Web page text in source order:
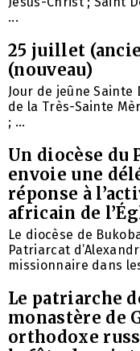
...
25 juillet
(nouveau)
Jour de jeûne
de la Très-Sainte
; ...
Un diocèse du
envoie une
réponse à
africain de
Le diocèse de
Patriarcat
missionnaire dans
Le patriarche
monastère de
orthodoxe